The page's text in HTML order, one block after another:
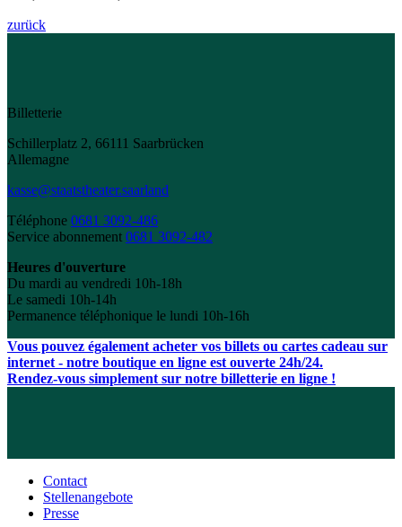
zurück
Billetterie
Schillerplatz 2, 66111 Saarbrücken
Allemagne
kasse@staatstheater.saarland
Téléphone 0681 3092-486
Service abonnement 0681 3092-482
Heures d'ouverture
Du mardi au vendredi 10h-18h
Le samedi 10h-14h
Permanence téléphonique le lundi 10h-16h
Vous pouvez également acheter vos billets ou cartes cadeau sur
internet - notre boutique en ligne est ouverte 24h/24.
Rendez-vous simplement sur notre billetterie en ligne !
Contact
Stellenangebote
Presse